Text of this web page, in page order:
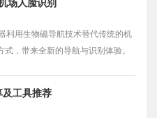
场人脸识别
利用生物磁导航技术替代传统的机
式，带来全新的导航与识别体验。
及工具推荐